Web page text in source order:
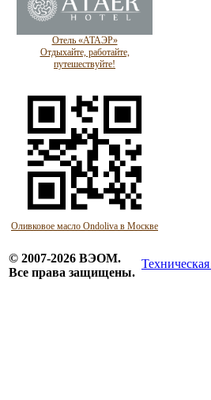
Отель «АТАЭР»
Отдыхайте, работайте,
путешествуйте!
Оливковое масло Ondoliva в Москве
© 2007-2026 ВЭОМ.
Все права защищены.